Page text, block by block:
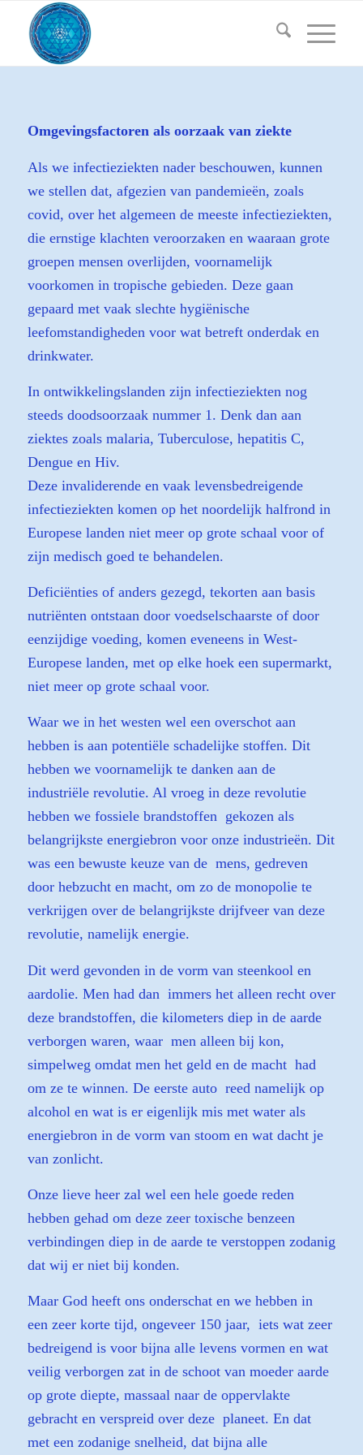
Omgevingsfactoren als oorzaak van ziekte
Als we infectieziekten nader beschouwen, kunnen
we stellen dat, afgezien van pandemieën, zoals
covid, over het algemeen de meeste infectieziekten,
die ernstige klachten veroorzaken en waaraan grote
groepen mensen overlijden, voornamelijk
voorkomen in tropische gebieden. Deze gaan
gepaard met vaak slechte hygiënische
leefomstandigheden voor wat betreft onderdak en
drinkwater.
In ontwikkelingslanden zijn infectieziekten nog
steeds doodsoorzaak nummer 1. Denk dan aan
ziektes zoals malaria, Tuberculose, hepatitis C,
Dengue en Hiv.
Deze invaliderende en vaak levensbedreigende
infectieziekten komen op het noordelijk halfrond in
Europese landen niet meer op grote schaal voor of
zijn medisch goed te behandelen.
Deficiënties of anders gezegd, tekorten aan basis
nutriënten ontstaan door voedselschaarste of door
eenzijdige voeding, komen eveneens in West-
Europese landen, met op elke hoek een supermarkt,
niet meer op grote schaal voor.
Waar we in het westen wel een overschot aan
hebben is aan potentiële schadelijke stoffen. Dit
hebben we voornamelijk te danken aan de
industriële revolutie. Al vroeg in deze revolutie
hebben we fossiele brandstoffen gekozen als
belangrijkste energiebron voor onze industrieën. Dit
was een bewuste keuze van de mens, gedreven
door hebzucht en macht, om zo de monopolie te
verkrijgen over de belangrijkste drijfveer van deze
revolutie, namelijk energie.
Dit werd gevonden in de vorm van steenkool en
aardolie. Men had dan immers het alleen recht over
deze brandstoffen, die kilometers diep in de aarde
verborgen waren, waar men alleen bij kon,
simpelweg omdat men het geld en de macht had
om ze te winnen. De eerste auto reed namelijk op
alcohol en wat is er eigenlijk mis met water als
energiebron in de vorm van stoom en wat dacht je
van zonlicht.
Onze lieve heer zal wel een hele goede reden
hebben gehad om deze zeer toxische benzeen
verbindingen diep in de aarde te verstoppen zodanig
dat wij er niet bij konden.
Maar God heeft ons onderschat en we hebben in
een zeer korte tijd, ongeveer 150 jaar, iets wat zeer
bedreigend is voor bijna alle levens vormen en wat
veilig verborgen zat in de schoot van moeder aarde
op grote diepte, massaal naar de oppervlakte
gebracht en verspreid over deze planeet. En dat
met een zodanige snelheid, dat bijna alle